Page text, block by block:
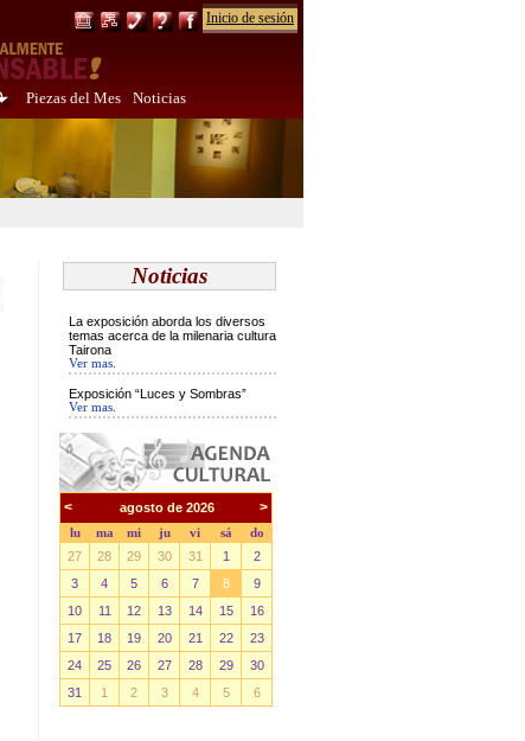
Inicio de sesión
Piezas del Mes Noticias
Noticias
La exposición aborda los diversos
temas acerca de la milenaria cultura
Tairona
Ver mas.
Exposición “Luces y Sombras”
Ver mas.
< agosto de 2026 >
lu ma mi ju vi sá do
27 28 29 30 31 1
2
3
4 5 6 7 8
9
10
11 12 13 14 15
16
17
18 19 20 21 22
23
24
25 26 27 28 29
30
31
1 2 3 4 5 6